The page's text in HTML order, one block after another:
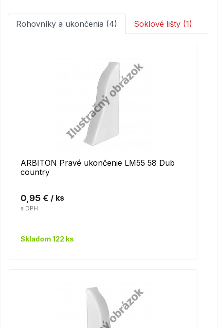
Rohovníky a ukončenia (4) Soklové lišty (1)
ARBITON Pravé ukončenie LM55 58 Dub
country
0,95 € / ks
s DPH
Skladom 122 ks